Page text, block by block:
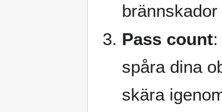
Pass count:
spåra dina
skära